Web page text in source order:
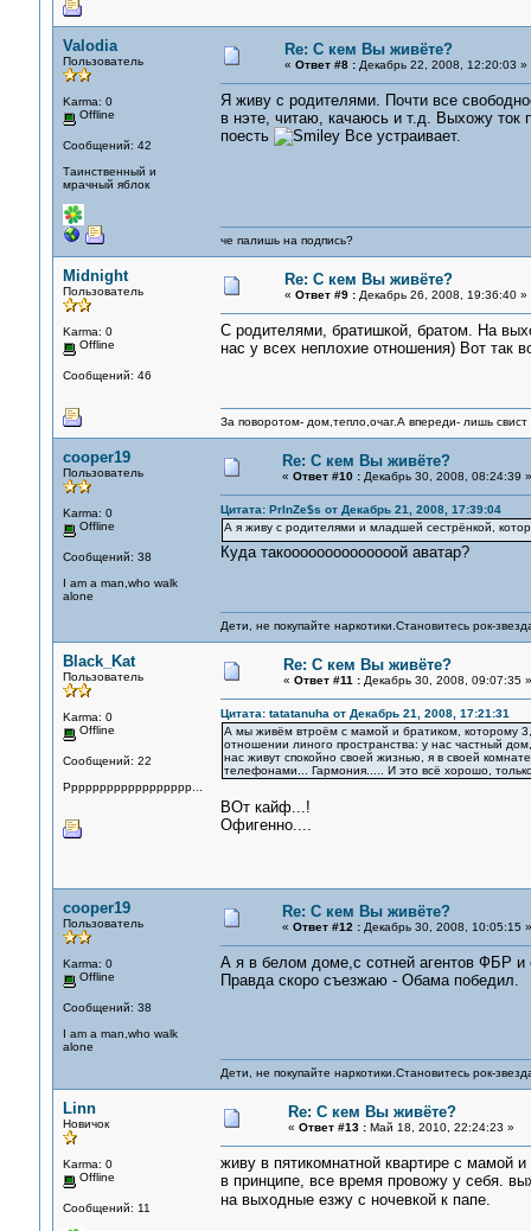
Valodia
Пользователь
Karma: 0
Offline
Сообщений: 42
Таинственный и
мрачный яблок
Re: С кем Вы живёте?
« Ответ #8 :Декабрь 22, 2008, 12:20:03 »
Я живу с родителями. Почти все
в нэте, читаю, качаюсь и т.д. Выхожу ток
поесть
Все устраивает.
че палишь на подпись?
Midnight
Пользователь
Karma: 0
Offline
Сообщений: 46
Re: С кем Вы живёте?
« Ответ #9 :Декабрь 26, 2008, 19:36:40 »
С родителями, братишкой, братом. На
нас у всех неплохие отношения) Вот так
За поворотом- дом,тепло,очаг.А впереди- лишь
cooper19
Пользователь
Karma: 0
Offline
Сообщений: 38
I am a man,who walk
alone
Re: С кем Вы живёте?
« Ответ #10 :Декабрь 30, 2008, 08:24:39 »
Цитата: PrInZe$s от Декабрь 21, 2008, 17:39:04
А я живу с родителями и младшей сестрёнкой,
Куда такоооооооооооооой аватар?
Дети, не покупайте наркотики.Становитесь рок-
Black_Kat
Пользователь
Karma: 0
Offline
Сообщений: 22
Pppppppppppppppppp...
Re: С кем Вы живёте?
« Ответ #11 :Декабрь 30, 2008, 09:07:35 »
Цитата: tatatanuha от Декабрь 21, 2008, 17:21:31
А мы живём втроём с мамой и братиком, которому
отношении линого пространства: у нас частный
нас живут спокойно своей жизнью, я в своей
телефонами... Гармония..... И это всё хорошо,
ВОт кайф...!
Офигенно....
cooper19
Пользователь
Karma: 0
Offline
Сообщений: 38
I am a man,who walk
alone
Re: С кем Вы живёте?
« Ответ #12 :Декабрь 30, 2008, 10:05:15 »
А я в белом доме,с сотней агентов ФБР и
Правда скоро съезжаю - Обама победил.
Дети, не покупайте наркотики.Становитесь рок-
Linn
Новичок
Karma: 0
Offline
Сообщений: 11
Re: С кем Вы живёте?
« Ответ #13 :Май 18, 2010, 22:24:23 »
живу в пятикомнатной квартире с мамой
в принципе, все время провожу у себя.
на выходные езжу с ночевкой к папе.